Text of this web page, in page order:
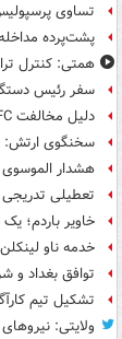
تساوی
پشت‌پرده
همتی: کنترل
سفر رئیس
دلیل مخالفت AFC با میزبانی آبی‌ها در عراق
سخنگوی ارتش:
هشدار الموسوی
تعطیلی
خاویر باردم؛
خدمه ناو لینکلن: پس از ۸ ماه حضور در
توافق بغداد و
تشکیل تیم
ولایتی: